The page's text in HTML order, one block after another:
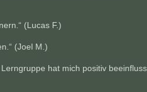
(Lucas F.)
(Joel M.)
hat mich positiv